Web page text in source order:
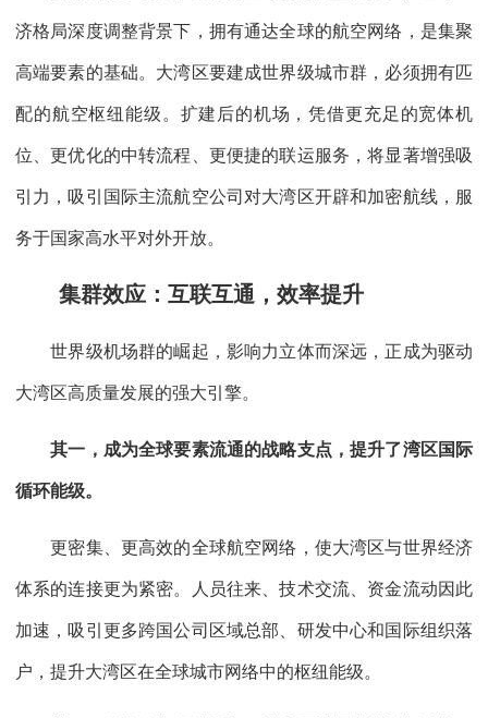
济格局深度调整背景下，拥有通达全球的航空网络，是集聚
高端要素的基础。大湾区要建成世界级城市群，必须拥有匹
配的航空枢纽能级。扩建后的机场，凭借更充足的宽体机
位、更优化的中转流程、更便捷的联运服务，将显著增强吸
引力，吸引国际主流航空公司对大湾区开辟和加密航线，服
务于国家高水平对外开放。
集群效应：互联互通，效率提升
世界级机场群的崛起，影响力立体而深远，正成为驱动
大湾区高质量发展的强大引擎。
其一，成为全球要素流通的战略支点，提升了湾区国际
循环能级。
更密集、更高效的全球航空网络，使大湾区与世界经济
体系的连接更为紧密。人员往来、技术交流、资金流动因此
加速，吸引更多跨国公司区域总部、研发中心和国际组织落
户，提升大湾区在全球城市网络中的枢纽能级。